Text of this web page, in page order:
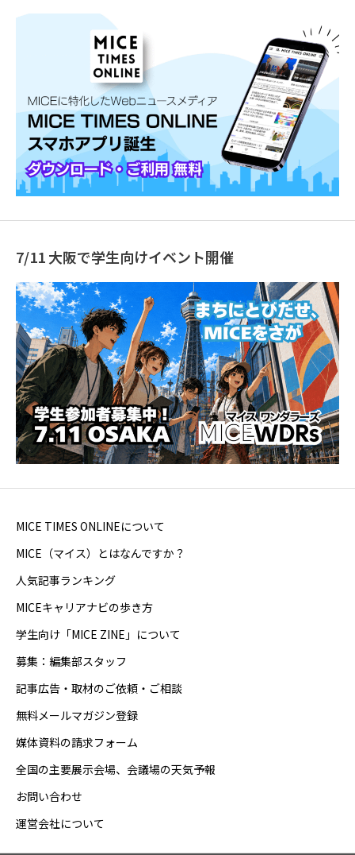
7/11 大阪で学生向けイベント開催
MICE TIMES ONLINEについて
MICE（マイス）とはなんですか？
人気記事ランキング
MICEキャリアナビの歩き方
学生向け「MICE ZINE」について
募集：編集部スタッフ
記事広告・取材のご依頼・ご相談
無料メールマガジン登録
媒体資料の請求フォーム
全国の主要展示会場、会議場の天気予報
お問い合わせ
運営会社について